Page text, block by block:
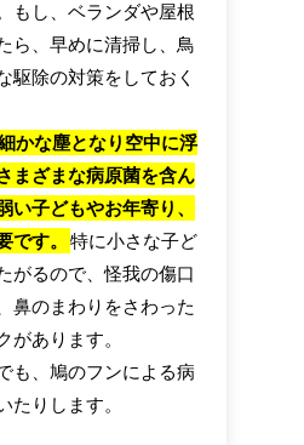
もし、ベランダや屋根
ら、早めに清掃し、鳥
駆除の対策をしておく
かな塵となり空中に浮
まざまな病原菌を含ん
い子どもやお年寄り、
です。
特に小さな子ど
がるので、怪我の傷口
鼻のまわりをさわった
があります。
も、鳩のフンによる病
たりします。